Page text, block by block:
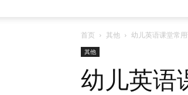
首页 其他 幼儿英语课堂常
其他
幼儿英语